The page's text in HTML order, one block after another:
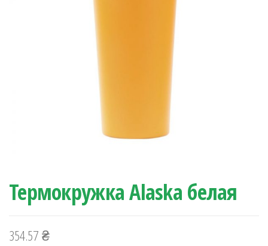
Термокружка Alaska белая
354.57₴